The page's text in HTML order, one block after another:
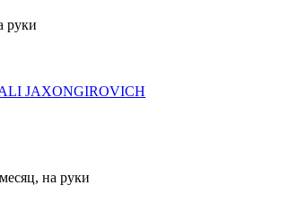
руки
JAXONGIROVICH
на руки